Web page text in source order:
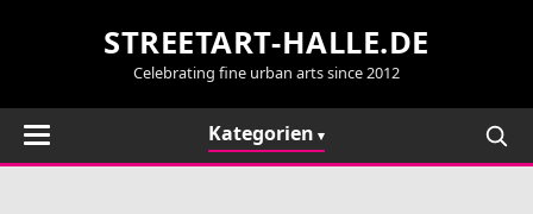
STREETART-HALLE.DE
Celebrating fine urban arts since 2012
Kategorien